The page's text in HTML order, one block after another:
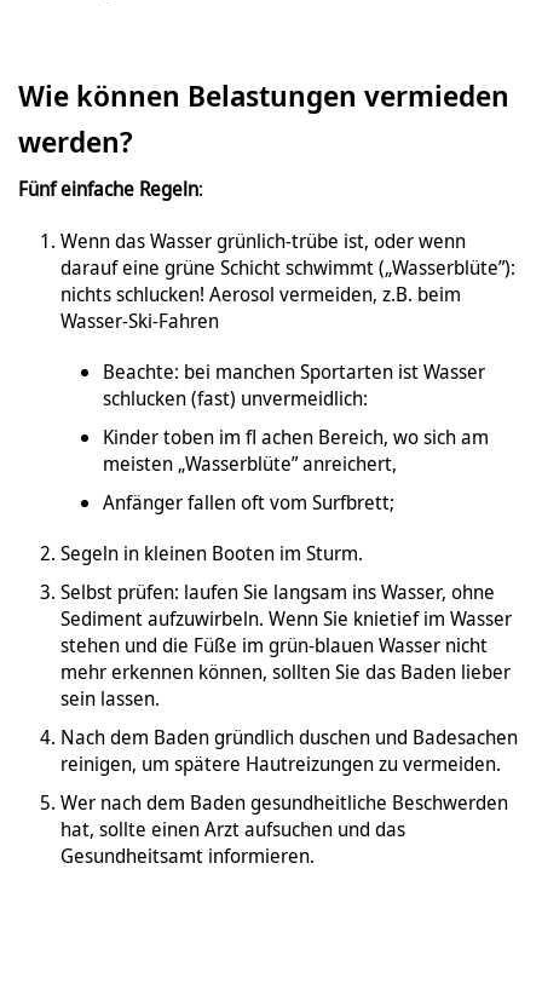
Wie können Belastungen vermieden
werden?
Fünf einfache Regeln:
Wenn das Wasser grünlich-trübe ist, oder wenn
darauf eine grüne Schicht schwimmt („Wasserblüte”):
nichts schlucken! Aerosol vermeiden, z.B. beim
Wasser-Ski-Fahren
Beachte: bei manchen Sportarten ist Wasser
schlucken (fast) unvermeidlich:
Kinder toben im fl achen Bereich, wo sich am
meisten „Wasserblüte” anreichert,
Anfänger fallen oft vom Surfbrett;
Segeln in kleinen Booten im Sturm.
Selbst prüfen: laufen Sie langsam ins Wasser, ohne
Sediment aufzuwirbeln. Wenn Sie knietief im Wasser
stehen und die Füße im grün-blauen Wasser nicht
mehr erkennen können, sollten Sie das Baden lieber
sein lassen.
Nach dem Baden gründlich duschen und Badesachen
reinigen, um spätere Hautreizungen zu vermeiden.
Wer nach dem Baden gesundheitliche Beschwerden
hat, sollte einen Arzt aufsuchen und das
Gesundheitsamt informieren.